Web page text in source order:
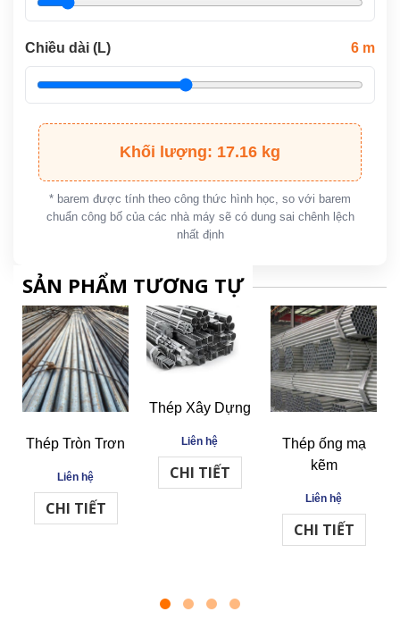
Chiều dài (L) 6 m
Khối lượng: 17.16 kg
* barem được tính theo công thức hình học, so với barem
chuẩn công bố của các nhà máy sẽ có dung sai chênh lệch
nhất định
SẢN PHẨM TƯƠNG TỰ
Thép Tròn Trơn
Liên hệ
CHI TIẾT
Thép Xây Dựng
Liên hệ
CHI TIẾT
Thép ống mạ
kẽm
Liên hệ
CHI TIẾT